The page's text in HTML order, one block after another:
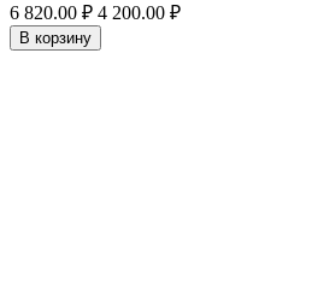
6 820.00 ₽ 4 200.00 ₽
В корзину